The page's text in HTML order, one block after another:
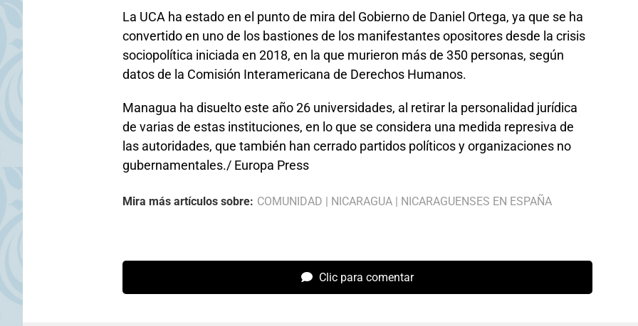
La UCA ha estado en el punto de mira del Gobierno de Daniel Ortega, ya que se ha
convertido en uno de los bastiones de los manifestantes opositores desde la crisis
sociopolítica iniciada en 2018, en la que murieron más de 350 personas, según
datos de la Comisión Interamericana de Derechos Humanos.
Managua ha disuelto este año 26 universidades, al retirar la personalidad jurídica
de varias de estas instituciones, en lo que se considera una medida represiva de
las autoridades, que también han cerrado partidos políticos y organizaciones no
gubernamentales./ Europa Press
Mira más artículos sobre: COMUNIDAD NICARAGUA NICARAGUENSES EN ESPAÑA
Clic para comentar